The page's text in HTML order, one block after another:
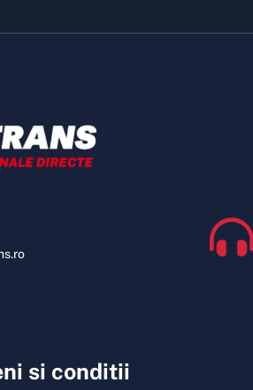
si conditii